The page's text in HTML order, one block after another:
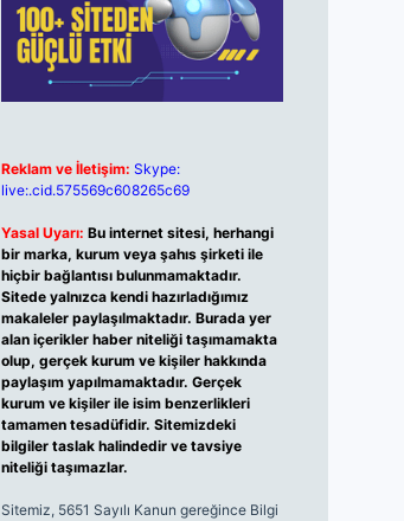
Reklam ve İletişim: Skype:
live:.cid.575569c608265c69
Yasal Uyarı: Bu internet sitesi, herhangi
bir marka, kurum veya şahıs şirketi ile
hiçbir bağlantısı bulunmamaktadır.
Sitede yalnızca kendi hazırladığımız
makaleler paylaşılmaktadır. Burada yer
alan içerikler haber niteliği taşımamakta
olup, gerçek kurum ve kişiler hakkında
paylaşım yapılmamaktadır. Gerçek
kurum ve kişiler ile isim benzerlikleri
tamamen tesadüfidir. Sitemizdeki
bilgiler taslak halindedir ve tavsiye
niteliği taşımazlar.
Sitemiz, 5651 Sayılı Kanun gereğince Bilgi